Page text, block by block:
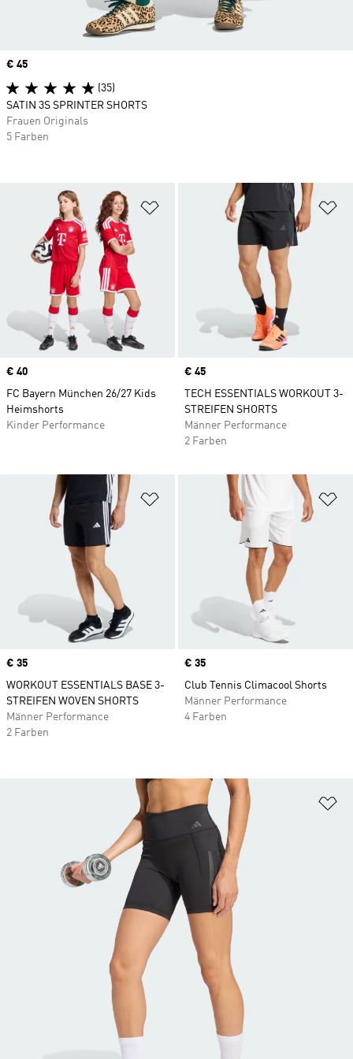
Zur Wunschliste hinzufügen
Price
€ 40
FC Bayern München 26/27 Kids
Heimshorts
Kinder Performance
Price
€ 45
TECH ESSENTIALS WORKOUT 3-
STREIFEN SHORTS
Männer Performance
2 Farben
Zur Wunschliste hinzufügen
Price
€ 35
WORKOUT ESSENTIALS BASE 3-
STREIFEN WOVEN SHORTS
Männer Performance
2 Farben
Price
€ 35
Club Tennis Climacool Shorts
Männer Performance
4 Farben
Price
€ 45
(35)
SATIN 3S SPRINTER SHORTS
Frauen Originals
5 Farben